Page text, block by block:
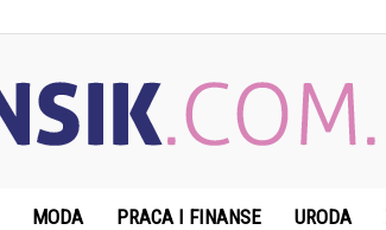
MODA PRACA I FINANSE URODA